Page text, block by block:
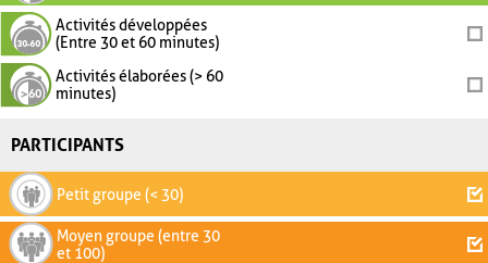
Activités développées
(Entre 30 et 60 minutes)
Activités élaborées (> 60
minutes)
PARTICIPANTS
Petit groupe (< 30)
Moyen groupe (entre 30
et 100)